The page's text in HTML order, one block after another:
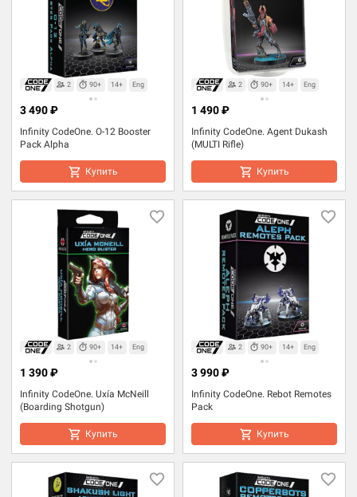
2 90+ 14+ Eng
Infinity CodeOne. O-12 Booster
Pack Alpha
3 490 ₽
Купить
2 90+ 14+ Eng
Infinity CodeOne. Agent Dukash
(MULTI Rifle)
1 490 ₽
Купить
2 90+ 14+ Eng
Infinity CodeOne. Uxía McNeill
(Boarding Shotgun)
1 390 ₽
Купить
2 90+ 14+ Eng
Infinity CodeOne. Rebot Remotes
Pack
3 990 ₽
Купить